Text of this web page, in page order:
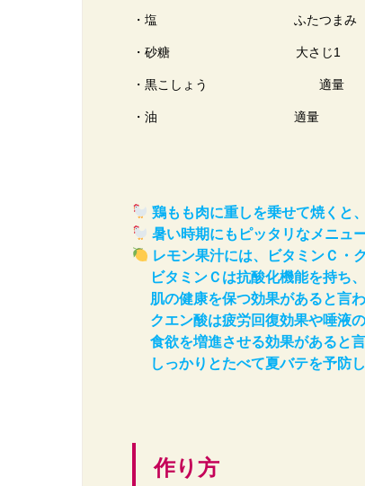
・塩 ふたつまみ
・砂糖 大さじ1
・黒こしょう 適量
・油 適量
鶏もも肉に重しを乗せて焼くと
暑い時期にもピッタリなメニュー
レモン果汁には、ビタミンＣ ・
ビタミンＣは抗酸化機能を持ち、
肌の健康を保つ効果があると言わ
クエン酸は疲労回復効果や唾液の
食欲を増進させる効果があると言
しっかりとたべて夏バテを予防し
作り方